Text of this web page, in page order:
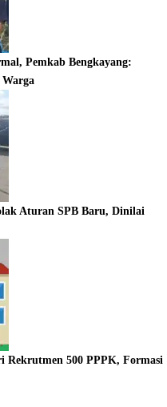
Pemkab Bengkayang:
Aturan SPB Baru, Dinilai
Rekrutmen 500 PPPK, Formasi